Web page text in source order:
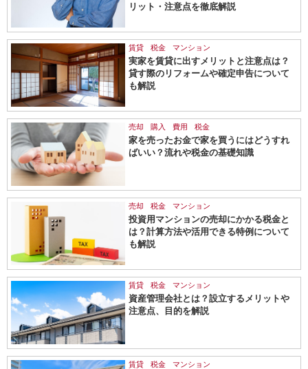
リット・注意点を徹底解説
賃貸 税金 マンション
実家を賃貸に出すメリットと注意点は？
貸す際のリフォームや確定申告について
も解説
売却 購入 費用 税金
家を売ったお金で家を買うにはどうすれ
ばいい？流れや税金の基礎知識
売却 税金 マンション
投資用マンションの売却にかかる税金と
は？計算方法や活用できる特例について
も解説
賃貸 税金 マンション
資産管理会社とは？設立するメリットや
注意点、目的を解説
賃貸 税金 マンション